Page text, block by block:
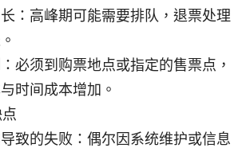
：高峰期可能需要排队，退票处理
必须到购票地点或指定的售票点，
时间成本增加。
致的失败：偶尔因系统维护或信息